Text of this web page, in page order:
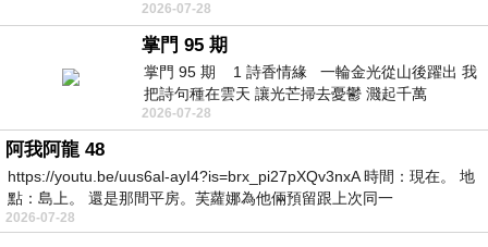
條構建出一個震撼心靈的抽象面容。
2026-07-28
掌門 95 期
掌門 95 期 1 詩香情緣 一輪金光從山後躍出 我
把詩句種在雲天 讓光芒掃去憂鬱 濺起千萬
2026-07-28
阿我阿龍 48
https://youtu.be/uus6al-ayI4?is=brx_pi27pXQv3nxA 時間：現在。 地
點：島上。 還是那間平房。芙蘿娜為他倆預留跟上次同一
2026-07-28